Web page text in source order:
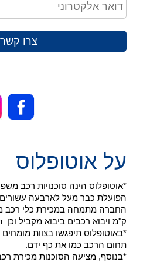
צרו קשר
על אוטופלוס
*אוטופלוס הינה סוכנויות רכב
הפועלת כבר מעל לארבעה
החברה מתמחה במכירת כלי רכב
ק"מ ויבוא רכבים ביבוא מקביל וכן Trade In, (טרייד אין)
*באוטופלוס תיפגשו בצוות
תחום הרכב כמו את כף ידם.
*בנוסף, מציעה הסוכנות מכירת